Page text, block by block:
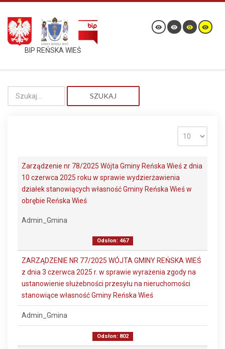
BIP REŃSKA WIEŚ
SZUKAJ
Zarządzenie nr 78/2025 Wójta Gminy Reńska Wieś z dnia
10 czerwca 2025 roku w sprawie wydzierżawienia
działek stanowiących własność Gminy Reńska Wieś w
obrębie Reńska Wieś
Admin_Gmina
Odsłon: 467
ZARZĄDZENIE NR 77/2025 WÓJTA GMINY REŃSKA WIEŚ
z dnia 3 czerwca 2025 r. w sprawie wyrażenia zgody na
ustanowienie służebności przesyłu na nieruchomości
stanowiące własność Gminy Reńska Wieś
Admin_Gmina
Odsłon: 802